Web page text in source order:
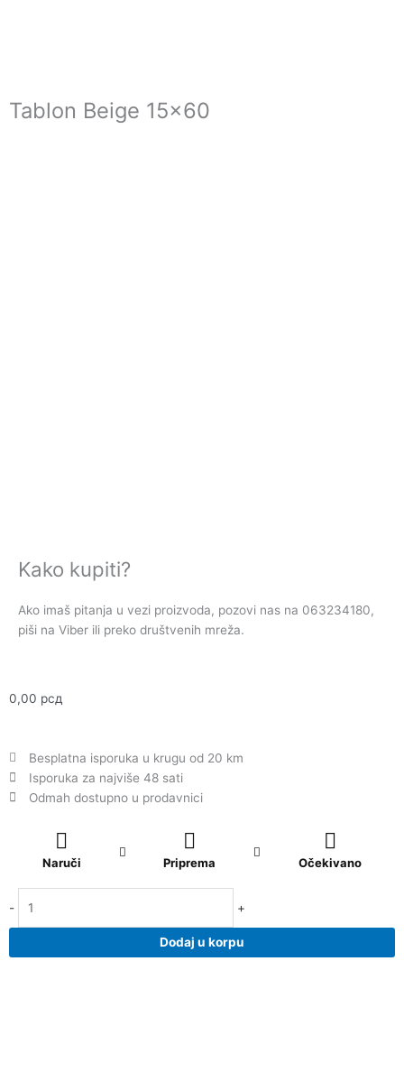
Tablon Beige 15×60
Kako kupiti?
Ako imaš pitanja u vezi proizvoda, pozovi nas na 063234180,
piši na Viber ili preko društvenih mreža.
0,00 рсд
Besplatna isporuka u krugu od 20 km
Isporuka za najviše 48 sati
Odmah dostupno u prodavnici
Naruči Priprema Očekivano
-
+
Dodaj u korpu